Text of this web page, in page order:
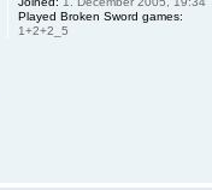
Played Broken Sword games:
1+2+2_5